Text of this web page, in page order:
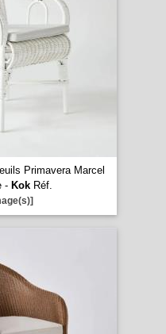
Primavera Marcel
- KokRéf.